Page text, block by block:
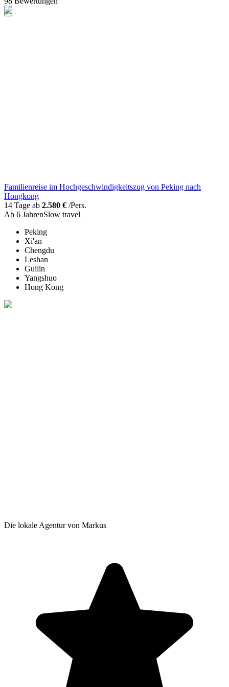
Familienreise im Hochgeschwindigkeitszug von Peking nach
Hongkong
14 Tage ab 2.580 € /Pers.
Ab 6 JahrenSlow travel
Peking
Xi'an
Chengdu
Leshan
Guilin
Yangshuo
Hong Kong
Die lokale Agentur von Markus